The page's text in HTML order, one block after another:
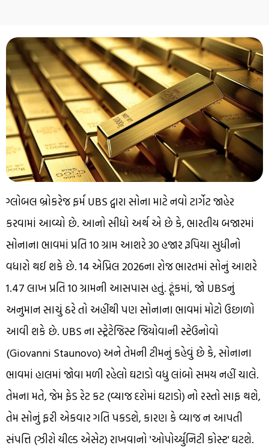
ગ્લોબલ બ્રોકરેજ ફર્મ UBS દ્વારા સોના માટે નવો ટાર્ગેટ જાહેર
કરવામાં આવ્યો છે. આનો સીધો અર્થ એ છે કે, ભારતીય બજારમાં
સોનાના ભાવમાં પ્રતિ 10 ગ્રામ આશરે 30 હજાર રૂપિયા સુધીનો
વધારો થઈ શકે છે. 14 એપ્રિલ 2026ના રોજ ભારતમાં સોનું આશરે
₹1.47 લાખ પ્રતિ 10 ગ્રામની આસપાસ હતું. ટૂંકમાં, જો UBSનું
અનુમાન સાચું ઠરે તો અહીંથી પણ સોનાના ભાવમાં મોટો ઉછાળો
આવી શકે છે. UBS ના સ્ટ્રેટેજિસ્ટ જિયોવાની સ્ટેઉનોવો
(Giovanni Staunovo) અને તેમની ટીમનું કહેવું છે કે, સોનાના
ભાવમાં હાલમાં જોવા મળી રહેલો ઘટાડો વધુ લાંબો સમય નહીં ચાલે.
તેમના મતે, જેમ ફેડ રેટ કટ (વ્યાજ દરોમાં ઘટાડો) નો રસ્તો સાફ થશે,
તેમ સોનું ફરી એકવાર ગતિ પકડશે, કારણ કે વ્યાજ ન આપતી
સંપત્તિ (ઝીરો યીલ્ડ એસેટ) રાખવાનો 'ઓપોર્ચ્યુનિટી કોસ્ટ' ઘટશે.